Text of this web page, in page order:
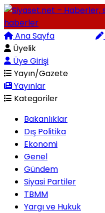
Ana Sayfa
Üyelik
Üye Girişi
Yayın/Gazete
Yayınlar
Kategoriler
Bakanlıklar
Dış Politika
Ekonomi
Genel
Gündem
Siyasi Partiler
TBMM
Yargı ve Hukuk